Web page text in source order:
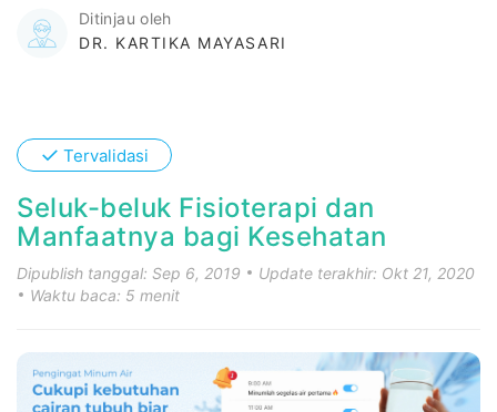
Ditinjau oleh
DR. KARTIKA MAYASARI
✓ Tervalidasi
Seluk-beluk Fisioterapi dan
Manfaatnya bagi Kesehatan
Dipublish tanggal: Sep 6, 2019
Update terakhir: Okt 21, 2020
Waktu baca: 5 menit